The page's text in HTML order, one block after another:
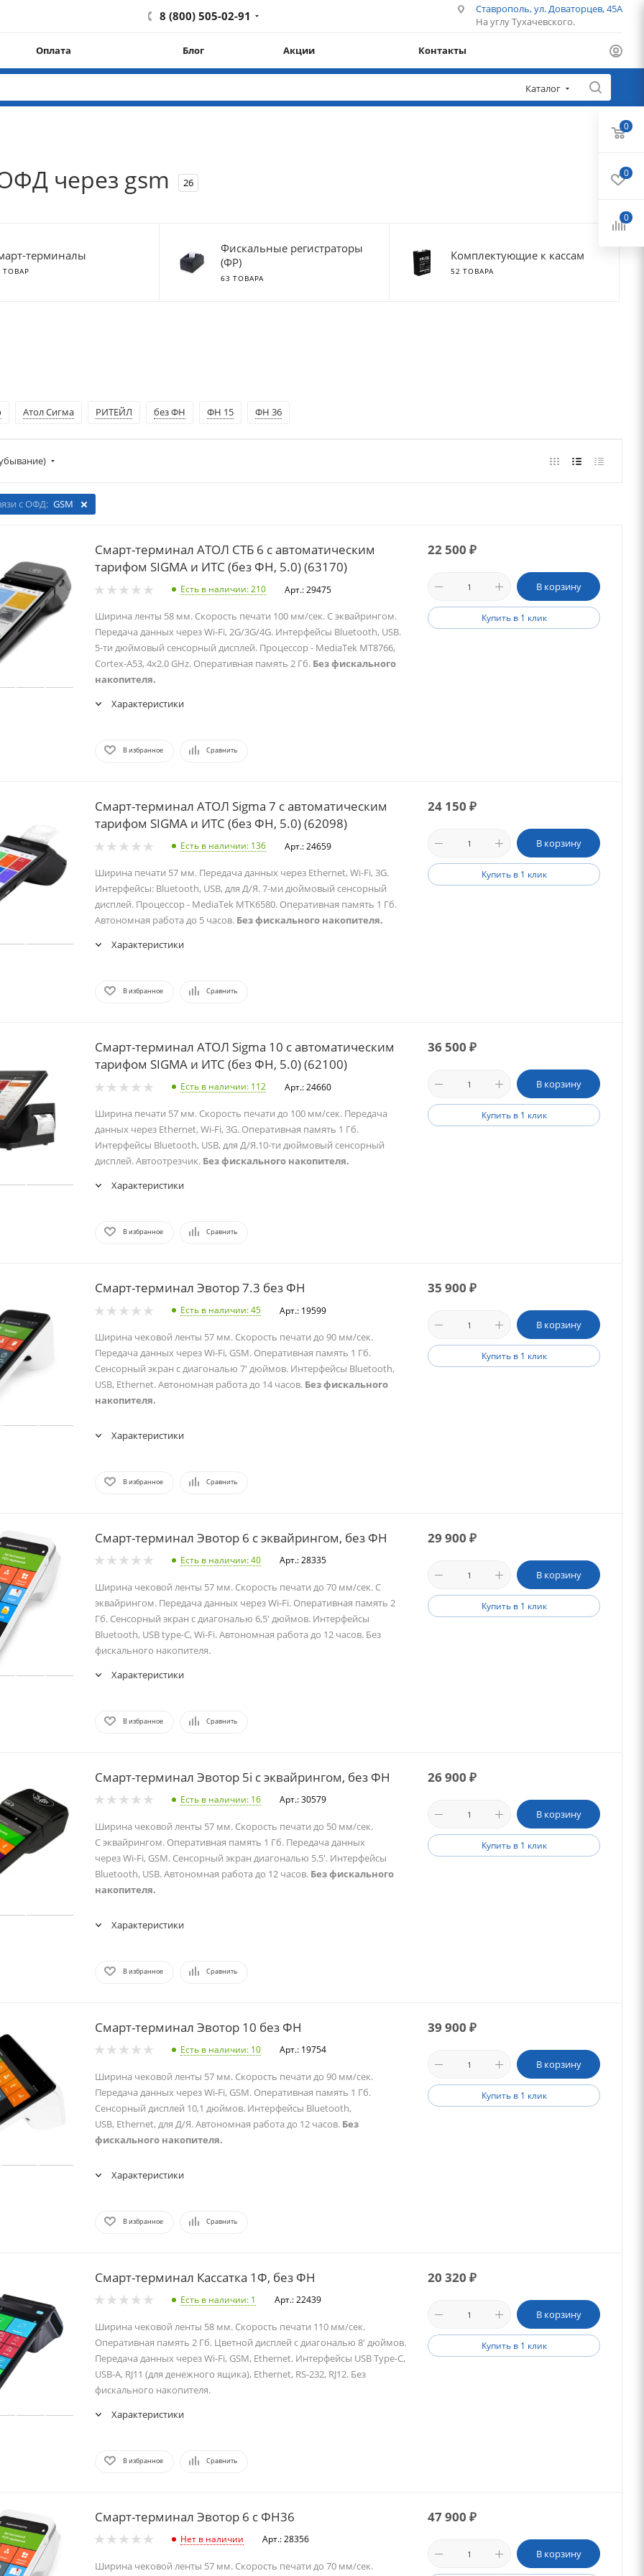
8 (800) 505-02-91
Ставрополь, ул. Доваторцев, 45А
На углу Тухачевского.
Оплата Блог Акции Контакты
Каталог
через gsm 26
терминалы
ТОВАР
Фискальные регистраторы
(ФР)
63 ТОВАРА
Комплектующие к кассам
52 ТОВАРА
Атол Сигма РИТЕЙЛ без ФН ФН 15 ФН 36
с ОФД: GSM
Смарт-терминал АТОЛ СТБ 6 с автоматическим
тарифом SIGMA и ИТС (без ФН, 5.0) (63170)
Есть в наличии: 210 Арт.: 29475
Ширина ленты 58 мм. Скорость печати 100 мм/сек. С эквайрингом.
Передача данных через Wi-Fi, 2G/3G/4G. Интерфейсы Bluetooth, USB.
5-ти дюймовый сенсорный дисплей. Процессор - MediaTek MT8766,
Cortex-A53, 4x2.0 GHz. Оперативная память 2 Гб. Без фискального
накопителя.
Характеристики
В избранное Сравнить
22 500 ₽
В корзину
Купить в 1 клик
Смарт-терминал АТОЛ Sigma 7 с автоматическим
тарифом SIGMA и ИТС (без ФН, 5.0) (62098)
Есть в наличии: 136 Арт.: 24659
Ширина печати 57 мм. Передача данных через Ethernet, Wi-Fi, 3G.
Интерфейсы: Bluetooth, USB, для Д/Я. 7-ми дюймовый сенсорный
дисплей. Процессор - MediaTek MTK6580. Оперативная память 1 Гб.
Автономная работа до 5 часов. Без фискального накопителя.
Характеристики
В избранное Сравнить
24 150 ₽
В корзину
Купить в 1 клик
Смарт-терминал АТОЛ Sigma 10 с автоматическим
тарифом SIGMA и ИТС (без ФН, 5.0) (62100)
Есть в наличии: 112 Арт.: 24660
Ширина печати 57 мм. Скорость печати до 100 мм/сек. Передача
данных через Ethernet, Wi-Fi, 3G. Оперативная память 1 Гб.
Интерфейсы Bluetooth, USB, для Д/Я.10-ти дюймовый сенсорный
дисплей. Автоотрезчик. Без фискального накопителя.
Характеристики
В избранное Сравнить
36 500 ₽
В корзину
Купить в 1 клик
Смарт-терминал Эвотор 7.3 без ФН
Есть в наличии: 45 Арт.: 19599
Ширина чековой ленты 57 мм. Скорость печати до 90 мм/сек.
Передача данных через Wi-Fi, GSM. Оперативная память 1 Гб.
Сенсорный экран с диагональю 7' дюймов. Интерфейсы Bluetooth,
USB, Ethernet. Автономная работа до 14 часов. Без фискального
накопителя.
Характеристики
В избранное Сравнить
35 900 ₽
В корзину
Купить в 1 клик
Смарт-терминал Эвотор 6 с эквайрингом, без ФН
Есть в наличии: 40 Арт.: 28335
Ширина чековой ленты 57 мм. Скорость печати до 70 мм/сек. С
эквайрингом. Передача данных через Wi-Fi. Оперативная память 2
Гб. Сенсорный экран с диагональю 6,5' дюймов. Интерфейсы
Bluetooth, USB type-C, Wi-Fi. Автономная работа до 12 часов. Без
фискального накопителя.
Характеристики
В избранное Сравнить
29 900 ₽
В корзину
Купить в 1 клик
Смарт-терминал Эвотор 5i с эквайрингом, без ФН
Есть в наличии: 16 Арт.: 30579
Ширина чековой ленты 57 мм. Скорость печати до 50 мм/сек.
С эквайрингом. Оперативная память 1 Гб. Передача данных
через Wi-Fi, GSM. Сенсорный экран диагональю 5.5'. Интерфейсы
Bluetooth, USB. Автономная работа до 12 часов. Без фискального
накопителя.
Характеристики
В избранное Сравнить
26 900 ₽
В корзину
Купить в 1 клик
Смарт-терминал Эвотор 10 без ФН
Есть в наличии: 10 Арт.: 19754
Ширина чековой ленты 57 мм. Скорость печати до 90 мм/сек.
Передача данных через Wi-Fi, GSM. Оперативная память 1 Гб.
Сенсорный дисплей 10,1 дюймов. Интерфейсы Bluetooth,
USB, Ethernet, для Д/Я. Автономная работа до 12 часов. Без
фискального накопителя.
Характеристики
В избранное Сравнить
39 900 ₽
В корзину
Купить в 1 клик
Смарт-терминал Кассатка 1Ф, без ФН
Есть в наличии: 1 Арт.: 22439
Ширина чековой ленты 58 мм. Скорость печати 110 мм/сек.
Оперативная память 2 Гб. Цветной дисплей с диагональю 8' дюймов.
Передача данных через Wi-Fi, GSM, Ethernet. Интерфейсы USB Type-C,
USB-A, RJ11 (для денежного ящика), Ethernet, RS-232, RJ12. Без
фискального накопителя.
Характеристики
В избранное Сравнить
20 320 ₽
В корзину
Купить в 1 клик
Смарт-терминал Эвотор 6 с ФН36
Нет в наличии Арт.: 28356
Ширина чековой ленты 57 мм. Скорость печати до 70 мм/сек.
47 900 ₽
В корзину
0
0
0